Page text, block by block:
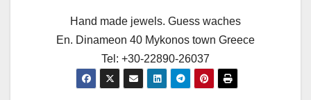
Hand made jewels. Guess waches
En. Dinameon 40 Mykonos town Greece
Tel: +30-22890-26037